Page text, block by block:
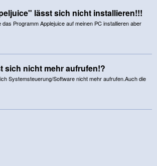
lässt sich nicht installieren!!!
das Programm Applejuice auf meinen PC installieren aber
sich nicht mehr aufrufen!?
Systemsteuerung/Software nicht mehr aufrufen.Auch die